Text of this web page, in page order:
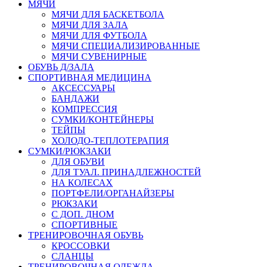
МЯЧИ
МЯЧИ ДЛЯ БАСКЕТБОЛА
МЯЧИ ДЛЯ ЗАЛА
МЯЧИ ДЛЯ ФУТБОЛА
МЯЧИ СПЕЦИАЛИЗИРОВАННЫЕ
МЯЧИ СУВЕНИРНЫЕ
ОБУВЬ Д/ЗАЛА
СПОРТИВНАЯ МЕДИЦИНА
АКСЕССУАРЫ
БАНДАЖИ
КОМПРЕССИЯ
СУМКИ/КОНТЕЙНЕРЫ
ТЕЙПЫ
ХОЛОДО-ТЕПЛОТЕРАПИЯ
СУМКИ/РЮКЗАКИ
ДЛЯ ОБУВИ
ДЛЯ ТУАЛ. ПРИНАДЛЕЖНОСТЕЙ
НА КОЛЕСАХ
ПОРТФЕЛИ/ОРГАНАЙЗЕРЫ
РЮКЗАКИ
С ДОП. ДНОМ
СПОРТИВНЫЕ
ТРЕНИРОВОЧНАЯ ОБУВЬ
КРОССОВКИ
СЛАНЦЫ